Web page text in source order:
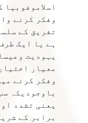
وفکر کرنے
تفریق کے
ہے یا ایک
یہودیت
معیار
وفكر كرنے
باوجودیکہ
یعنی تشدد
برابر کے